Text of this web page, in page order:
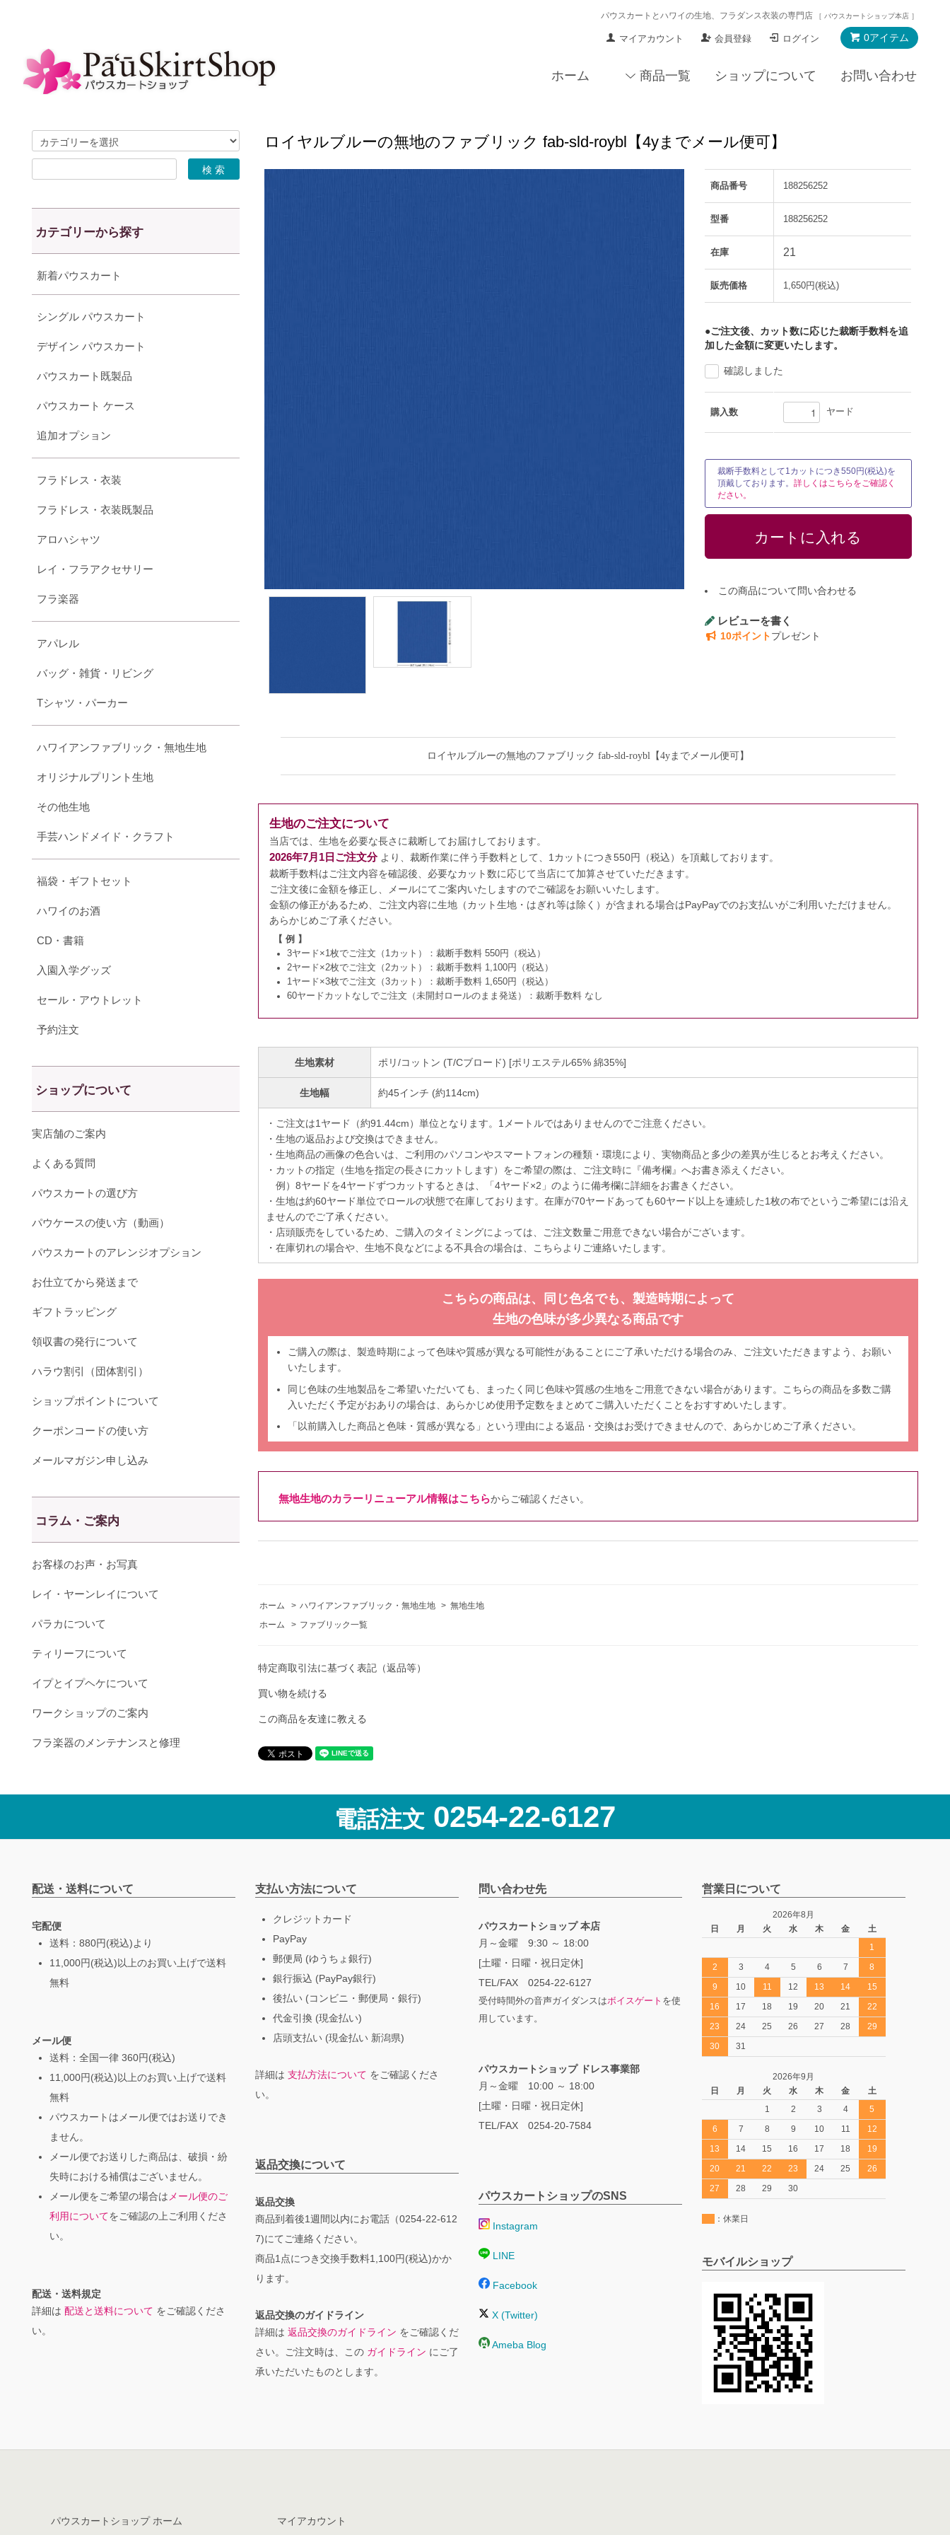
パウスカートとハワイの生地、フラダンス衣装の専門店 ［ パウスカートショップ本店 ］
0アイテム
マイアカウント 会員登録 ログイン
ホーム 商品一覧 ショップについて お問い合わせ
ロイヤルブルーの無地のファブリック fab-sld-roybl【4yまでメール便可】
商品番号 188256252
型番 188256252
在庫 21
販売価格 1,650円(税込)
●ご注文後、カット数に応じた裁断手数料を追
加した金額に変更いたします。
確認しました
購入数 ヤード
裁断手数料として1カットにつき550円(税込)を
頂戴しております。詳しくはこちらをご確認く
ださい。
この商品について問い合わせる
レビューを書く
10ポイントプレゼント
ロイヤルブルーの無地のファブリック fab-sld-roybl【4yまでメール便可】
生地のご注文について
当店では、生地を必要な長さに裁断してお届けしております。
2026年7月1日ご注文分より、裁断作業に伴う手数料として、1カットにつき550円（税込）を頂戴しております。
裁断手数料はご注文内容を確認後、必要なカット数に応じて当店にて加算させていただきます。
ご注文後に金額を修正し、メールにてご案内いたしますのでご確認をお願いいたします。
金額の修正があるため、ご注文内容に生地（カット生地・はぎれ等は除く）が含まれる場合はPayPayでのお支払いがご利用いただけません。
あらかじめご了承ください。
【 例 】
3ヤード×1枚でご注文（1カット）： 裁断手数料 550円（税込）
2ヤード×2枚でご注文（2カット）： 裁断手数料 1,100円（税込）
1ヤード×3枚でご注文（3カット）： 裁断手数料 1,650円（税込）
60ヤードカットなしでご注文（未開封ロールのまま発送）： 裁断手数料 なし
生地素材 ポリ/コットン (T/Cブロード) [ポリエステル65% 綿35%]
生地幅 約45インチ (約114cm)
・ご注文は1ヤード（約91.44cm）単位となります。1メートルではありませんのでご注意ください。
・生地の返品および交換はできません。
・生地商品の画像の色合いは、ご利用のパソコンやスマートフォンの種類・環境により、実物商品と多少の差異が生じるとお考えください。
・カットの指定（生地を指定の長さにカットします）をご希望の際は、ご注文時に『備考欄』へお書き添えください。
例）8ヤードを4ヤードずつカットするときは、「4ヤード×2」のように備考欄に詳細をお書きください。
・生地は約60ヤード単位でロールの状態で在庫しております。在庫が70ヤードあっても60ヤード以上を連続した1枚の布でというご希望には沿え
ませんのでご了承ください。
・店頭販売をしているため、ご購入のタイミングによっては、ご注文数量ご用意できない場合がございます。
・在庫切れの場合や、生地不良などによる不具合の場合は、こちらよりご連絡いたします。
こちらの商品は、同じ色名でも、製造時期によって
生地の色味が多少異なる商品です
ご購入の際は、製造時期によって色味や質感が異なる可能性があることにご了承いただける場合のみ、ご注文いただきますよう、お願い
いたします。
同じ色味の生地製品をご希望いただいても、まったく同じ色味や質感の生地をご用意できない場合があります。こちらの商品を多数ご購
入いただく予定がおありの場合は、あらかじめ使用予定数をまとめてご購入いただくことをおすすめいたします。
「以前購入した商品と色味・質感が異なる」という理由による返品・交換はお受けできませんので、あらかじめご了承ください。
無地生地のカラーリニューアル情報はこちらからご確認ください。
ホーム > ハワイアンファブリック・無地生地 > 無地生地
ホーム
> ファブリック一覧
特定商取引法に基づく表記（返品等）
買い物を続ける
この商品を友達に教える
カテゴリーから探す
新着パウスカート
シングル パウスカート
デザイン パウスカート
パウスカート既製品
パウスカート ケース
追加オプション
フラドレス・衣装
フラドレス・衣装既製品
アロハシャツ
レイ・フラアクセサリー
フラ楽器
アパレル
バッグ・雑貨・リビング
Tシャツ・パーカー
ハワイアンファブリック・無地生地
オリジナルプリント生地
その他生地
手芸ハンドメイド・クラフト
福袋・ギフトセット
ハワイのお酒
CD・書籍
入園入学グッズ
セール・アウトレット
予約注文
ショップについて
実店舗のご案内
よくある質問
パウスカートの選び方
パウケースの使い方（動画）
パウスカートのアレンジオプション
お仕立てから発送まで
ギフトラッピング
領収書の発行について
ハラウ割引（団体割引）
ショップポイントについて
クーポンコードの使い方
メールマガジン申し込み
コラム・ご案内
お客様のお声・お写真
レイ・ヤーンレイについて
パラカについて
ティリーフについて
イプとイプヘケについて
ワークショップのご案内
フラ楽器のメンテナンスと修理
電話注文 0254-22-6127
配送・送料について
宅配便
送料：880円(税込)より
11,000円(税込)以上のお買い上げで送料
無料
メール便
送料：全国一律 360円(税込)
11,000円(税込)以上のお買い上げで送料
無料
パウスカートはメール便ではお送りでき
ません。
メール便でお送りした商品は、破損・紛
失時における補償はございません。
メール便をご希望の場合は メール便のご
利用についてをご確認の上ご利用くださ
い。
配送・送料規定
詳細は 配送と送料について をご確認くださ
い。
支払い方法について
クレジットカード
PayPay
郵便局 (ゆうちょ銀行)
銀行振込 (PayPay銀行)
後払い (コンビニ・郵便局・銀行)
代金引換 (現金払い)
店頭支払い (現金払い 新潟県)
詳細は 支払方法について をご確認くださ
い。
問い合わせ先
パウスカートショップ 本店
月～金曜 9:30 ～ 18:00
[土曜・日曜・祝日定休]
TEL/FAX 0254-22-6127
受付時間外の音声ガイダンスはボイスゲート を使
用しています。
パウスカートショップ ドレス事業部
月～金曜 10:00 ～ 18:00
[土曜・日曜・祝日定休]
TEL/FAX 0254-20-7584
営業日について
2026年8月
日
月 火 水 木 金
土
1
2
3 4 5 6 7
8
9
10 11 12 13 14
15
16
17 18 19 20 21
22
23
24 25 26 27 28
29
30
31
2026年9月
日
月 火 水 木 金
土
1
2 3 4
5
6
7 8 9 10 11
12
13
14 15 16 17 18
19
20
21 22 23 24 25
26
27
28 29 30
：休業日
返品交換について
返品交換
商品到着後1週間以内にお電話（0254-22-612
7)にてご連絡ください。
商品1点につき交換手数料1,100円(税込)かか
ります。
返品交換のガイドライン
詳細は 返品交換のガイドライン をご確認くだ
さい。ご注文時は、この ガイドライン にご了
承いただいたものとします。
パウスカートショップのSNS
Instagram
LINE
Facebook
X (Twitter)
Ameba Blog
モバイルショップ
パウスカートショップ ホーム マイアカウント